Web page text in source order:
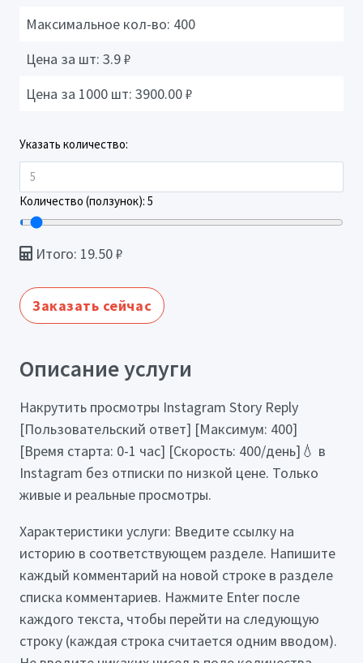
Максимальное кол-во: 400
Цена за шт: 3.9₽
Цена за 1000 шт: 3900.00₽
Указать количество:
Количество (ползунок): 5
Итого: 19.50₽
Заказать сейчас
Описание услуги
Накрутить просмотры Instagram Story Reply
[Пользовательский ответ] [Максимум: 400]
[Время старта: 0-1 час] [Скорость: 400/день]💧 в
Instagram без отписки по низкой цене. Только
живые и реальные просмотры.
Характеристики услуги: Введите ссылку на
историю в соответствующем разделе. Напишите
каждый комментарий на новой строке в разделе
списка комментариев. Нажмите Enter после
каждого текста, чтобы перейти на следующую
строку (каждая строка считается одним вводом).